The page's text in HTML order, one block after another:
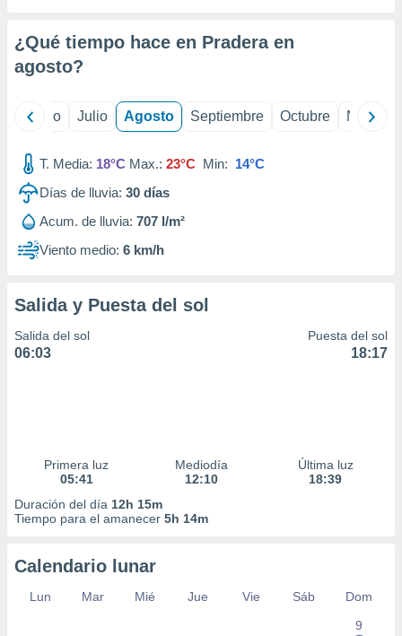
e
mediante
publicidad
publicidad
de
1199
¿Qué tiempo hace en Pradera en
agosto?
Junio Julio Agosto Septiembre Octubre
T. Media: 18°C Max.: 23°C Min: 14°C
Días de lluvia: 30 días
Acum. de lluvia: 707 l/m²
Viento medio: 6 km/h
Salida y Puesta del sol
Salida del sol
06:03
Puesta del sol
18:17
Primera luz
05:41
Mediodía
12:10
Última luz
18:39
Duración del día 12h 15m
Tiempo para el amanecer 5h 14m
Calendario lunar
Lun Mar Mié Jue Vie Sáb
Dom
9